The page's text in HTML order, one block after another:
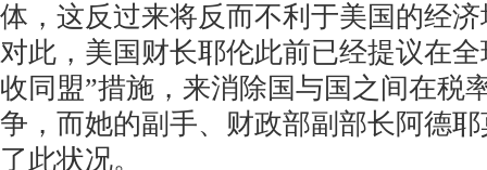
体，这反过来将反而不利于美国的经
对此，美国财长耶伦此前已经提议在
收同盟”措施，来消除国与国之间在税
争，而她的副手、财政部副部长阿德
了此状况。